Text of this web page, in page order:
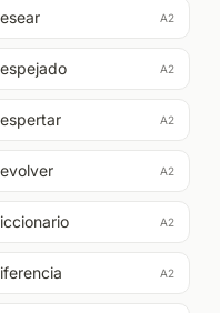
A2
A2
A2
A2
A2
A2